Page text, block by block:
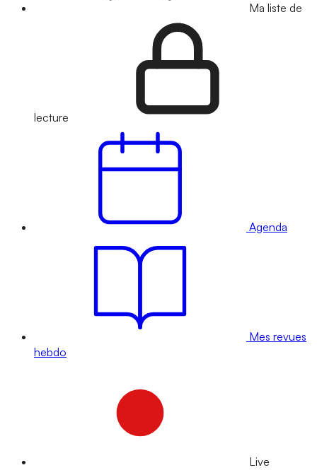
Ma liste de
lecture
Agenda
Mes revues
hebdo
Live